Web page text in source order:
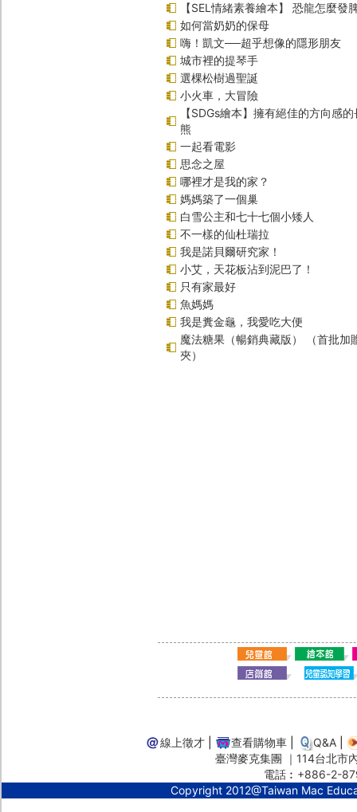
【SEL情緒素養繪本】 恐龍怎麼發
如何當奶奶的保母
嗨！凱文──超乎想像的隱形朋友
城市裡的提琴手
選棵松樹過聖誕
小火車，大冒險
【SDGs繪本】擁有絕佳的方向感
熊
一起看電影
思念之屋
哪裡才是我的家？
媽媽築了一個巢
白雪公主和七十七個小矮人
不一樣的仙杜瑞拉
我是諾貝爾研究家！
小艾，天花板沾到泥巴了！
只有家最好
魚媽媽
我是糞金龜，我愛吃大便
魔法糖果（暢銷典藏版） （首批加
夾）
線上徵才 查看購物車 Q&A
臺灣麥克集團 ｜114台北
電話︰+886-2-
Copyright 2012@Taiwan Mac